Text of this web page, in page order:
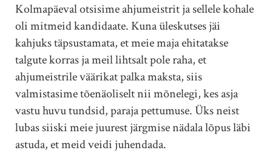
Kolmapäeval otsisimeahjumeistrit ja sellele kohale
oli mitmeid kandidaate. Kuna üleskutses jäi
kahjuks täpsustamata, et meie maja ehitatakse
talgute korras ja meil lihtsalt pole raha, et
ahjumeistrile väärikat palka maksta, siis
valmistasime tõenäoliselt nii mõnelegi, kes asja
vastu huvu tundsid, paraja pettumuse. Üks neist
lubas siiski meie juurest järgmise nädala lõpus läbi
astuda, et meid veidi juhendada.